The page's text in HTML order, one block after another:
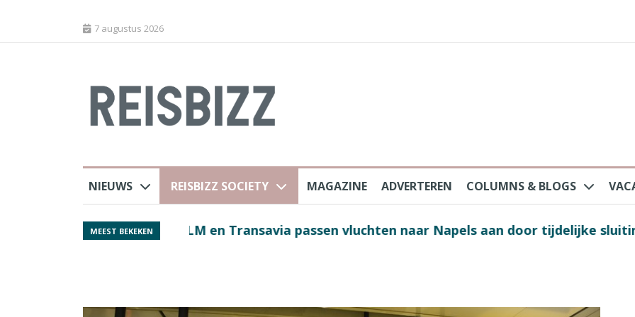
7 augustus 2026
NIEUWS REISBIZZ SOCIETY MAGAZINE ADVERTEREN COLUMNS & BLOGS
MEEST BEKEKEN
luchthaven
Spaans verkeersbureau na protesten massatoerisme: ‘Nederlandse